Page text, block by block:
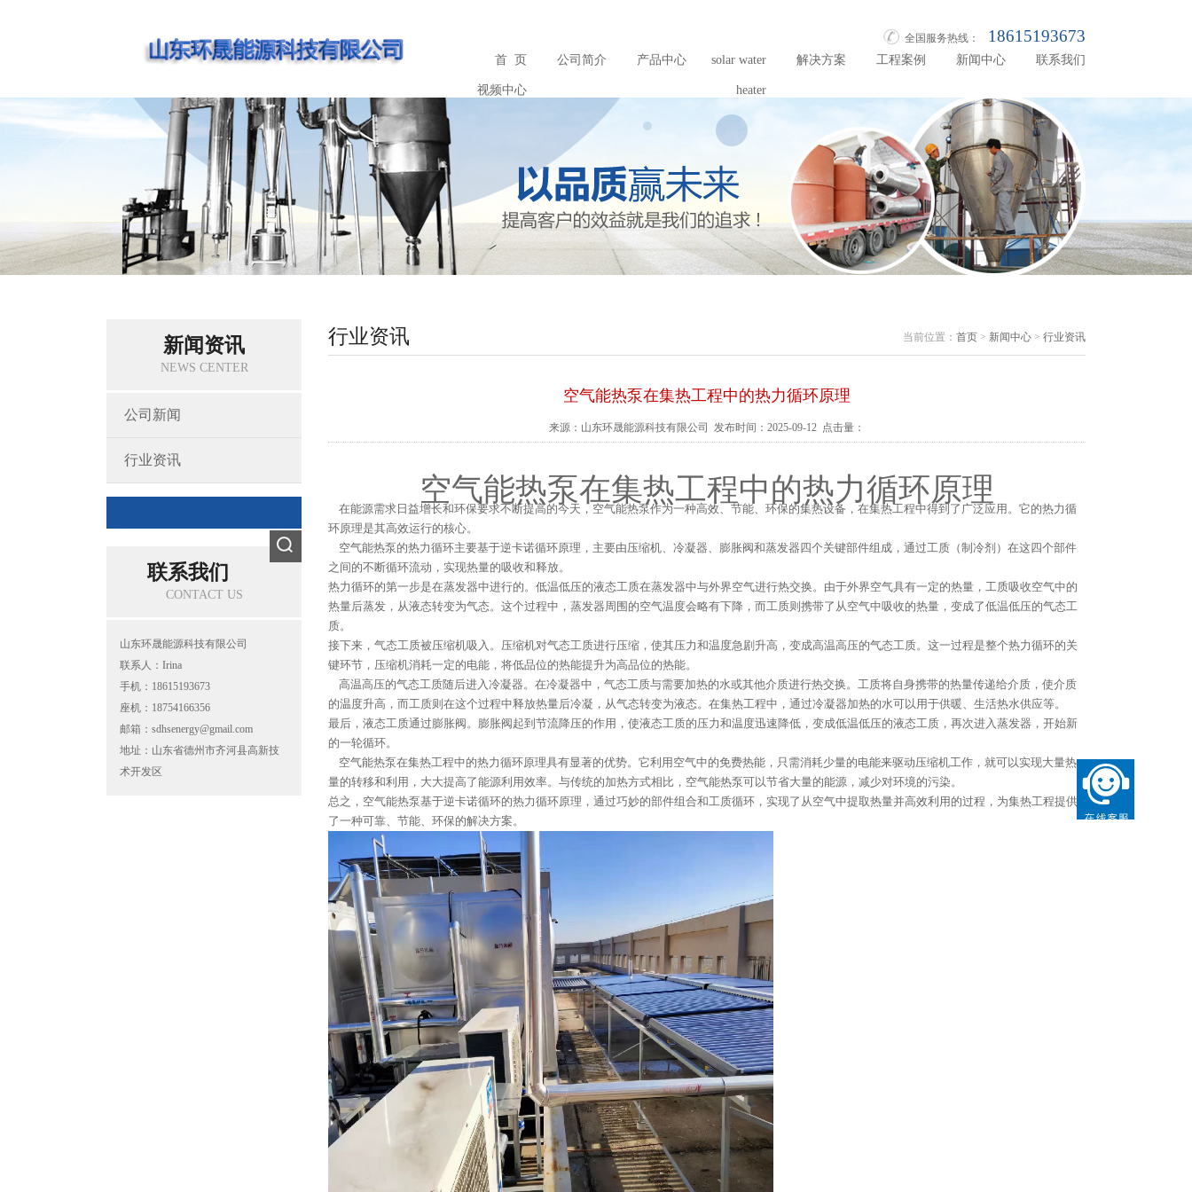
全国服务热线： 18615193673
首 页 公司简介 产品中心 solar water
heater
解决方案 工程案例 新闻中心 联系我们
视频中心
新闻资讯
NEWS CENTER
公司新闻
行业资讯
联系我们
CONTACT US
山东环晟能源科技有限公司
联系人：Irina
手机：18615193673
座机：18754166356
邮箱：sdhsenergy@gmail.com
地址：山东省德州市齐河县高新技
术开发区
当前位置： 首页 > 新闻中心 > 行业资讯
行业资讯
空气能热泵在集热工程中的热力循环原理
来源： 山东环晟能源科技有限公司 发布时间：2025-09-12 点击量：
空气能热泵在集热工程中的热力循环原理
在能源需求日益增长和环保要求不断提高的今天，空气能热泵作为一种高效、节能、环保的集热设备，在集热工程中得到了广泛应用。它的热力循
环原理是其高效运行的核心。
空气能热泵的热力循环主要基于逆卡诺循环原理，主要由压缩机、冷凝器、膨胀阀和蒸发器四个关键部件组成，通过工质（制冷剂）在这四个部件
之间的不断循环流动，实现热量的吸收和释放。
热力循环的第一步是在蒸发器中进行的。低温低压的液态工质在蒸发器中与外界空气进行热交换。由于外界空气具有一定的热量，工质吸收空气中的
热量后蒸发，从液态转变为气态。这个过程中，蒸发器周围的空气温度会略有下降，而工质则携带了从空气中吸收的热量，变成了低温低压的气态工
质。
接下来，气态工质被压缩机吸入。压缩机对气态工质进行压缩，使其压力和温度急剧升高，变成高温高压的气态工质。这一过程是整个热力循环的关
键环节，压缩机消耗一定的电能，将低品位的热能提升为高品位的热能。
高温高压的气态工质随后进入冷凝器。在冷凝器中，气态工质与需要加热的水或其他介质进行热交换。工质将自身携带的热量传递给介质，使介质
的温度升高，而工质则在这个过程中释放热量后冷凝，从气态转变为液态。在集热工程中，通过冷凝器加热的水可以用于供暖、生活热水供应等。
最后，液态工质通过膨胀阀。膨胀阀起到节流降压的作用，使液态工质的压力和温度迅速降低，变成低温低压的液态工质，再次进入蒸发器，开始新
的一轮循环。
空气能热泵在集热工程中的热力循环原理具有显著的优势。它利用空气中的免费热能，只需消耗少量的电能来驱动压缩机工作，就可以实现大量热
量的转移和利用，大大提高了能源利用效率。与传统的加热方式相比，空气能热泵可以节省大量的能源，减少对环境的污染。
总之，空气能热泵基于逆卡诺循环的热力循环原理，通过巧妙的部件组合和工质循环，实现了从空气中提取热量并高效利用的过程，为集热工程提供
了一种可靠、节能、环保的解决方案。